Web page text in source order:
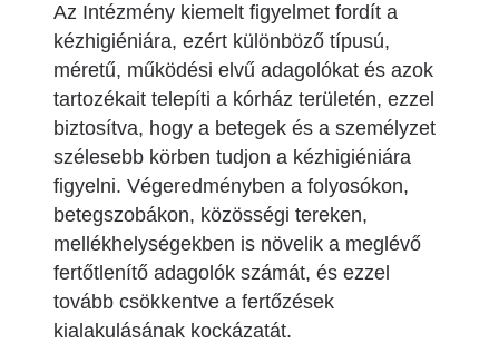
Az Intézmény kiemelt figyelmet fordít a
kézhigiéniára, ezért különböző típusú,
méretű, működési elvű adagolókat és azok
tartozékait telepíti a kórház területén, ezzel
biztosítva, hogy a betegek és a személyzet
szélesebb körben tudjon a kézhigiéniára
figyelni. Végeredményben a folyosókon,
betegszobákon, közösségi tereken,
mellékhelységekben is növelik a meglévő
fertőtlenítő adagolók számát, és ezzel
tovább csökkentve a fertőzések
kialakulásának kockázatát.